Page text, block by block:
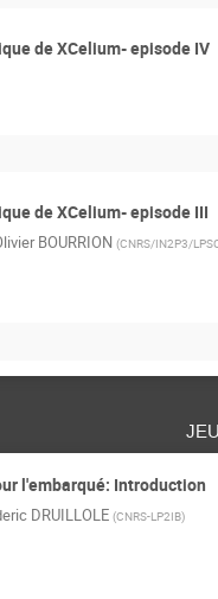
de XCelium- episode IV
de XCelium- episode III
BOURRION (CNRS/IN2P3/
l'embarqué: Introduction
DRUILLOLE (CNRS-LP2IB)